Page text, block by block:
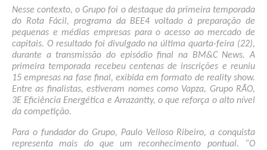
Nesse contexto, o Grupo foi o destaque da primeira temporada
do Rota Fácil, programa da BEE4 voltado à preparação de
pequenas e médias empresas para o acesso ao mercado de
capitais. O resultado foi divulgado na última quarta-feira (22),
durante a transmissão do episódio final na BM&C News. A
primeira temporada recebeu centenas de inscrições e reuniu
15 empresas na fase final, exibida em formato de reality show.
Entre as finalistas, estiveram nomes como Vapza, Grupo RÃO,
3E Eficiência Energética e Arrazantty, o que reforça o alto nível
da competição.
Para o fundador do Grupo, Paulo Velloso Ribeiro, a conquista
representa mais do que um reconhecimento pontual. “O